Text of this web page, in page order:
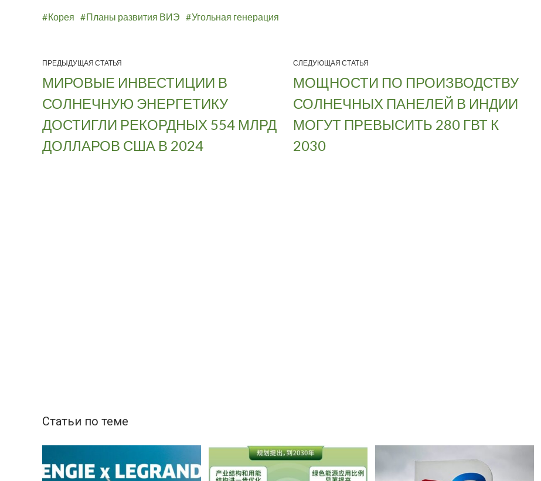
Корея Планы развития ВИЭ Угольная генерация
ПРЕДЫДУЩАЯ СТАТЬЯ
МИРОВЫЕ ИНВЕСТИЦИИ В
СОЛНЕЧНУЮ ЭНЕРГЕТИКУ
ДОСТИГЛИ РЕКОРДНЫХ 554 МЛРД
ДОЛЛАРОВ США В 2024
СЛЕДУЮЩАЯ СТАТЬЯ
МОЩНОСТИ ПО ПРОИЗВОДСТВУ
СОЛНЕЧНЫХ ПАНЕЛЕЙ В ИНДИИ
МОГУТ ПРЕВЫСИТЬ 280 ГВТ К
2030
Статьи по теме